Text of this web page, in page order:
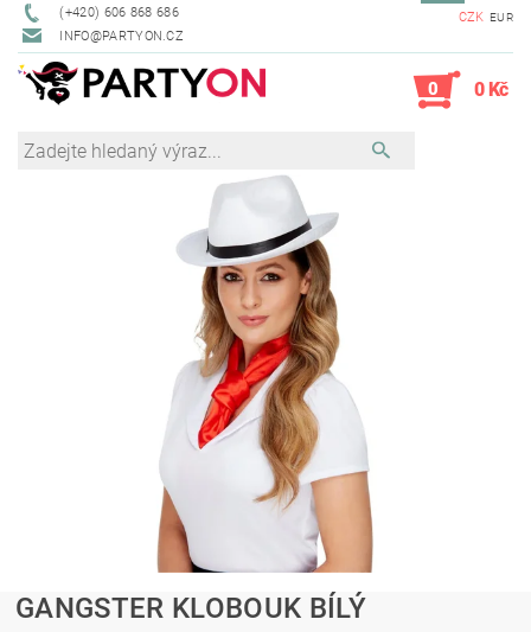
(+420) 606 868 686
INFO@PARTYON.CZ
CZK EUR
0 0 Kč
GANGSTER KLOBOUK BÍLÝ